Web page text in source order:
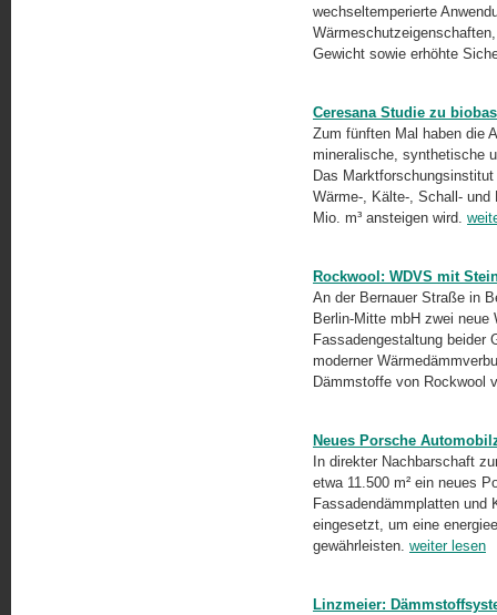
wechseltemperierte
Gewicht sowie erhöhte
Ceresana Studie zu
Zum fünften Mal haben die
mineralische, synthetische
Das
Wärme-, Kälte-, Schall-
Mio. m³ ansteigen wird.
Rockwool: WDVS mit
An der Bernauer Straße in
Berlin-Mitte mbH zwei
Fassadengestaltung beider
moderner
Dämmstoffe von Rockwool
Neues Porsche
In direkter Nachbarschaft
etwa 11.500 m² ein neues
Fassadendämmplatten und
eingesetzt, um eine
gewährleisten. weiter lesen
Linzmeier: